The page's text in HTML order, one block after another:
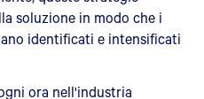
soluzione in modo che i
identificati e intensificati
ora nell'industria